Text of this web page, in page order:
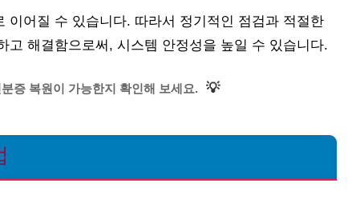
이어질 수 있습니다. 따라서 정기적인 점검과 적절한
고 해결함으로써, 시스템 안정성을 높일 수 있습니다.
증 복원이 가능한지 확인해 보세요. 💡